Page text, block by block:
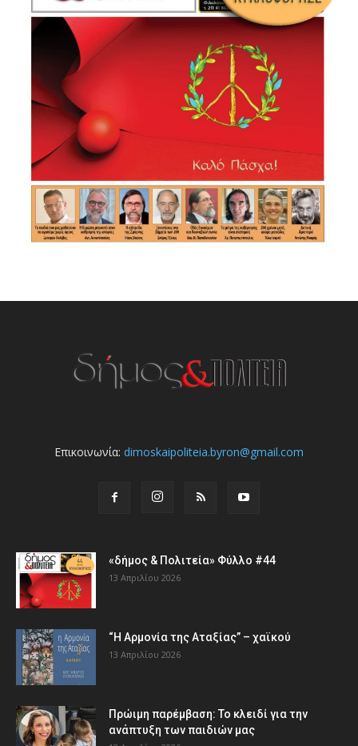
Επικοινωνία: dimoskaipoliteia.byron@gmail.com
«δήμος & Πολιτεία» Φύλλο #44
13 Απριλίου 2026
“Η Αρμονία της Αταξίας” – χαϊκού
13 Απριλίου 2026
Πρώιμη παρέμβαση: Το κλειδί για την
ανάπτυξη των παιδιών µας